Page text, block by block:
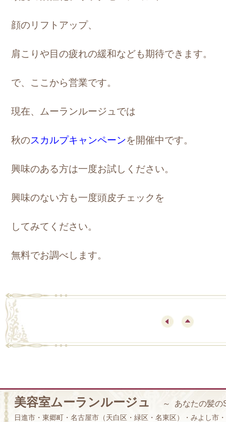
顔のリフトアップ、
肩こりや目の疲れの緩和なども期待できます。
で、ここから営業です。
現在、ムーランルージュでは
秋のスカルプキャンペーンを開催中です。
興味のある方は一度お試しください。
興味のない方も一度頭皮チェックを
してみてください。
無料でお調べします。
美容室ムーランルージュ ～ あなたの髪の
日進市・東郷町・名古屋市（天白区・緑区・名東区）・みよし市